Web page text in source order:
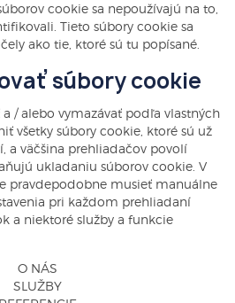
cookie sa nepoužívajú na to,
Tieto súbory cookie sa
ako tie, ktoré sú tu popísané.
súbory cookie
/ alebo vymazávať podľa vlastných
všetky súbory cookie, ktoré sú už
a väčšina prehliadačov povolí
ukladaniu súborov cookie. V
pravdepodobne musieť manuálne
pri každom prehliadaní
a niektoré služby a funkcie
O NÁS
SLUŽBY